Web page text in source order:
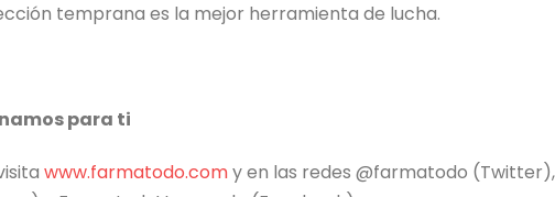
temprana es la mejor herramienta de lucha.
para ti
www.farmatodo.comy en las redes @farmatodo (Twitter),